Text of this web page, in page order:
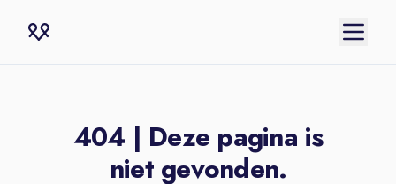
404 | Deze pagina is
niet gevonden.